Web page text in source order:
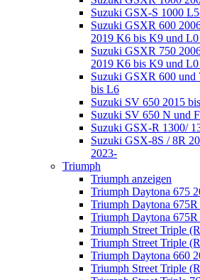
Suzuki GSX-S 1000
Suzuki GSXR 600
2019 K6 bis K9 und
Suzuki GSXR 750
2019 K6 bis K9 und
Suzuki GSXR 600 und
bis L6
Suzuki SV 650 2015
Suzuki SV 650 N und
Suzuki GSX-R 1300/
Suzuki GSX-8S / 8R
2023-
Triumph
Triumph anzeigen
Triumph Daytona 675
Triumph Daytona 675R
Triumph Daytona
Triumph Street Triple
Triumph Street Triple
Triumph Daytona 660
Triumph Street Triple